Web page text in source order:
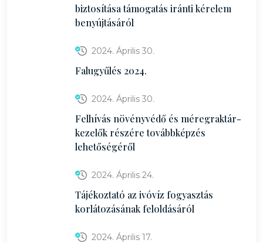
biztosítása támogatás iránti kérelem
benyújtásáról
2024. Április 30.
Falugyűlés 2024.
2024. Április 30.
Felhívás növényvédő és méregraktár-
kezelők részére továbbképzés
lehetőségéről
2024. Április 24.
Tájékoztató az ivóvíz fogyasztás
korlátozásának feloldásáról
2024. Április 17.